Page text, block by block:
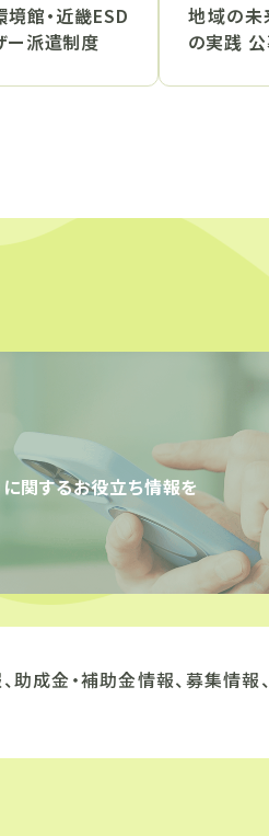
館・近畿ESD
ー派遣制度
地域の未
の実践
関するお役立ち情報を
助成金・補助金情報、募集情報